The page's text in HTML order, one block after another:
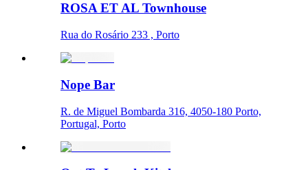
ROSA ET AL Townhouse
Rua do Rosário 233 , Porto
Nope Bar
R. de Miguel Bombarda 316, 4050-180 Porto,
Portugal, Porto